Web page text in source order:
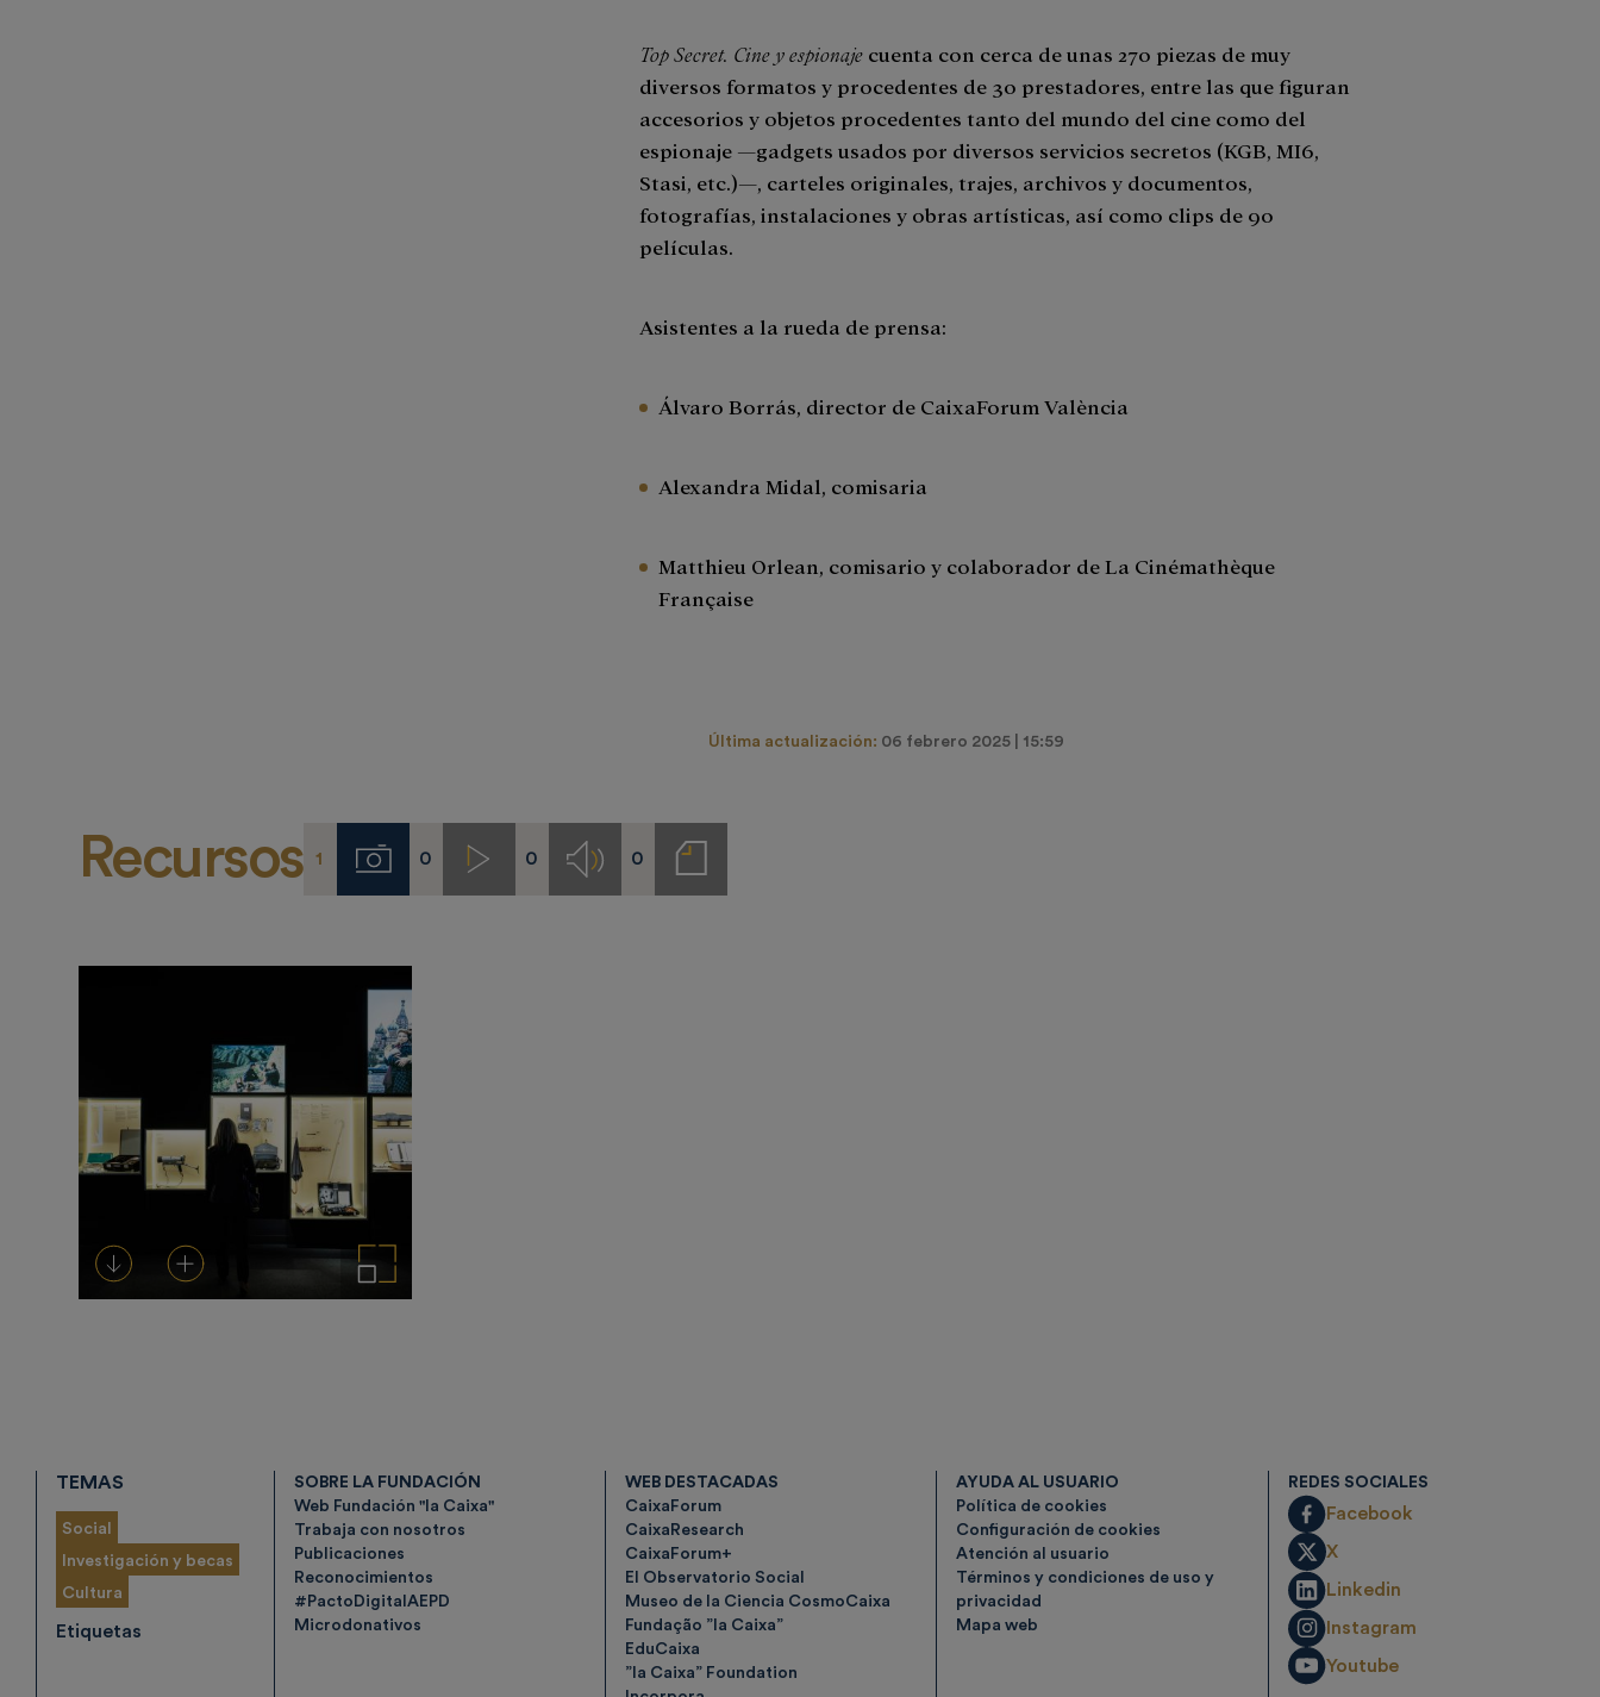
Top Secret. Cine y espionaje cuenta con cerca de unas 270 piezas de muy
diversos formatos y procedentes de 30 prestadores, entre las que figuran
accesorios y objetos procedentes tanto del mundo del cine como del
espionaje —gadgets usados por diversos servicios secretos (KGB, MI6,
Stasi, etc.)—, carteles originales, trajes, archivos y documentos,
fotografías, instalaciones y obras artísticas, así como clips de 90
películas.
Asistentes a la rueda de prensa:
Álvaro Borrás, director de CaixaForum València
Alexandra Midal, comisaria
Matthieu Orlean, comisario y colaborador de La Cinémathèque
Française
Última actualización: 06 febrero 2025 | 15:59
Recursos 1 Imágenes
0 Videos0 Audios
0
Notas
de
DescargarAñadir al carrito Ampliar imagen
TEMAS
Social
Investigación y becas
Cultura
Etiquetas
SOBRE LA FUNDACIÓN
Web Fundación "la Caixa"
Trabaja con nosotros
Publicaciones
Reconocimientos
#PactoDigitalAEPD
Microdonativos
WEB DESTACADAS
CaixaForum
CaixaResearch
CaixaForum+
El Observatorio Social
Museo de la Ciencia CosmoCaixa
Fundação ”la Caixa”
EduCaixa
”la Caixa” Foundation
AYUDA AL USUARIO
Política de cookies
Configuración de cookies
Atención al usuario
Términos y condiciones de uso y
privacidad
Mapa web
REDES SOCIALES
Facebook
X
Linkedin
Instagram
Youtube